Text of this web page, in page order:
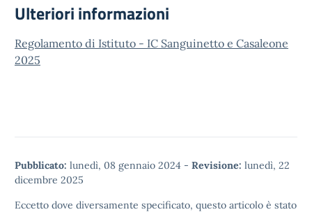
Ulteriori informazioni
Regolamento di Istituto - IC Sanguinetto e Casaleone
2025
Pubblicato: lunedì, 08 gennaio 2024 - Revisione: lunedì, 22
dicembre 2025
Eccetto dove diversamente specificato, questo articolo è stato